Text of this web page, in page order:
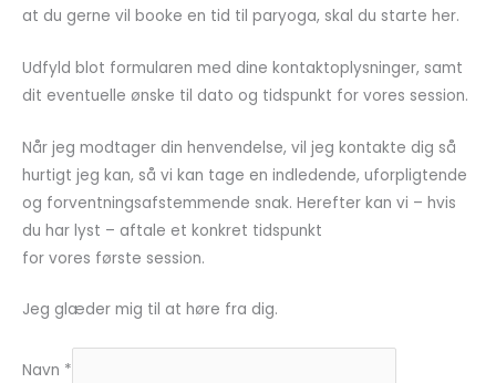
at du gerne vil booke en tid til paryoga, skal du starte her.
Udfyld blot formularen med dine kontaktoplysninger, samt
dit eventuelle ønske til dato og tidspunkt for vores session.
Når jeg modtager din henvendelse, vil jeg kontakte dig så
hurtigt jeg kan, så vi kan tage en indledende, uforpligtende
og forventningsafstemmende snak. Herefter kan vi – hvis
du har lyst – aftale et konkret tidspunkt
for vores første session.
Jeg glæder mig til at høre fra dig.
Navn *